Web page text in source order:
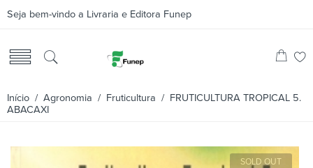
Seja bem-vindo a Livraria e Editora Funep
Início / Agronomia / Fruticultura / FRUTICULTURA TROPICAL 5.
ABACAXI
SOLD OUT